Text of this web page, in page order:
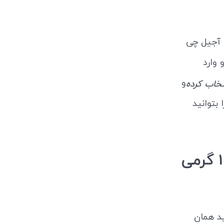
آجیل چی
و وارد
کردهو
نحوه ثبت سفارش زنجبیل سائیده بسته 100 گرمی
همان